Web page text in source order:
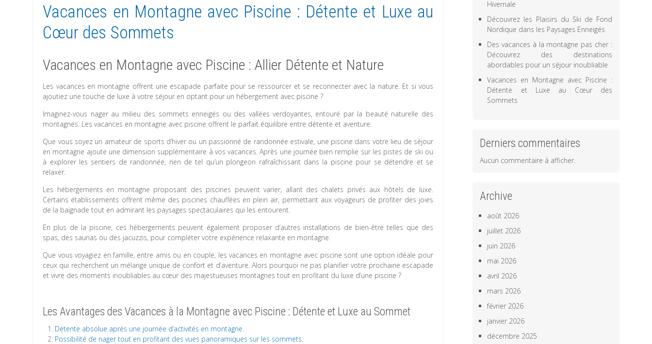
Vacances en Montagne avec Piscine : Détente et Luxe au
Cœur des Sommets
Vacances en Montagne avec Piscine : Allier Détente et Nature
Les vacances en montagne offrent une escapade parfaite pour se ressourcer et se reconnecter avec la nature. Et si vous
ajoutiez une touche de luxe à votre séjour en optant pour un hébergement avec piscine ?
Imaginez-vous nager au milieu des sommets enneigés ou des vallées verdoyantes, entouré par la beauté naturelle des
montagnes. Les vacances en montagne avec piscine offrent le parfait équilibre entre détente et aventure.
Que vous soyez un amateur de sports d’hiver ou un passionné de randonnée estivale, une piscine dans votre lieu de séjour
en montagne ajoute une dimension supplémentaire à vos vacances. Après une journée bien remplie sur les pistes de ski ou
à explorer les sentiers de randonnée, rien de tel qu’un plongeon rafraîchissant dans la piscine pour se détendre et se
relaxer.
Les hébergements en montagne proposant des piscines peuvent varier, allant des chalets privés aux hôtels de luxe.
Certains établissements offrent même des piscines chauffées en plein air, permettant aux voyageurs de profiter des joies
de la baignade tout en admirant les paysages spectaculaires qui les entourent.
En plus de la piscine, ces hébergements peuvent également proposer d’autres installations de bien-être telles que des
spas, des saunas ou des jacuzzis, pour compléter votre expérience relaxante en montagne.
Que vous voyagiez en famille, entre amis ou en couple, les vacances en montagne avec piscine sont une option idéale pour
ceux qui recherchent un mélange unique de confort et d’aventure. Alors pourquoi ne pas planifier votre prochaine escapade
et vivre des moments inoubliables au cœur des majestueuses montagnes tout en profitant du luxe d’une piscine ?
Les Avantages des Vacances à la Montagne avec Piscine : Détente et Luxe au Sommet
Détente absolue après une journée d’activités en montagne.
Possibilité de nager tout en profitant des vues panoramiques sur les sommets.
Hivernale
Découvrez les Plaisirs du Ski de Fond
Nordique dans les Paysages Enneigés
Des vacances à la montagne pas cher :
Découvrez des destinations
abordables pour un séjour inoubliable
Vacances en Montagne avec Piscine :
Détente et Luxe au Cœur des
Sommets
Derniers commentaires
Aucun commentaire à afficher.
Archive
août 2026
juillet 2026
juin 2026
mai 2026
avril 2026
mars 2026
février 2026
janvier 2026
décembre 2025